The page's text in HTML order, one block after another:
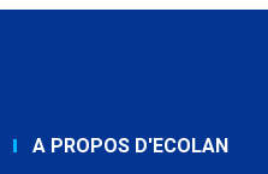
A PROPOS D'ECOLAN